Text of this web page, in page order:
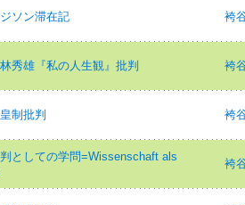
ジソン滞在記 袴
林秀雄『私の人生観』批判 袴
制批判 袴
判としての学問=Wissenschaft als
袴